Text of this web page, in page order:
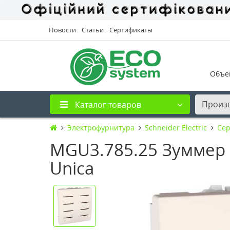
Новости Статьи Сертификаты
Каталог товаров
Электрофурнитура Schneider Electric
MGU3.785.25
Unica